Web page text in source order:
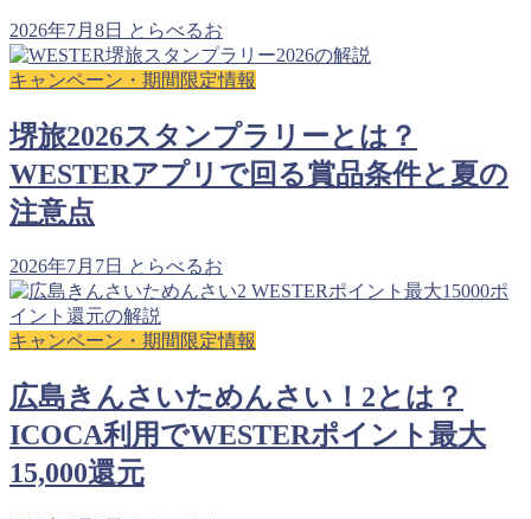
2026年7月8日 とらべるお
キャンペーン・期間限定情報
堺旅2026スタンプラリーとは？
WESTERアプリで回る賞品条件と夏の
注意点
2026年7月7日 とらべるお
キャンペーン・期間限定情報
広島きんさいためんさい！2とは？
ICOCA利用でWESTERポイント最大
15,000還元